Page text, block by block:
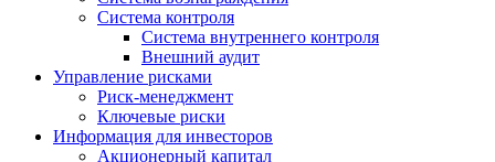
Система контроля
Система внутреннего контроля
Внешний аудит
Управление рисками
Риск-менеджмент
Ключевые риски
Информация для инвесторов
Акционерный капитал